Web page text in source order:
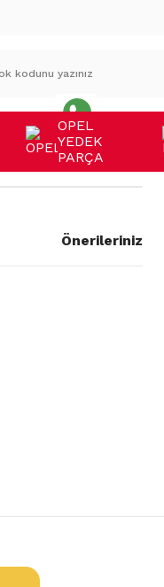
OPEL
YEDEK
PARÇA
Önerileriniz